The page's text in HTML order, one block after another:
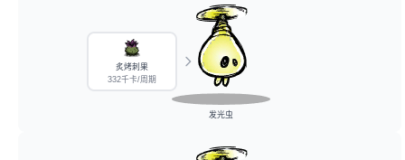
炙烤刺果
332千卡/周期
发光虫